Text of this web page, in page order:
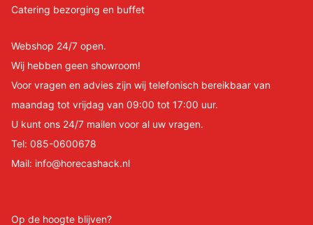
Catering bezorging en buffet
Webshop 24/7 open.
Wij hebben geen showroom!
Voor vragen en advies zijn wij telefonisch bereikbaar van
maandag tot vrijdag van 09:00 tot 17:00 uur.
U kunt ons 24/7 mailen voor al uw vragen.
Tel: 085-0600678
Mail: info@horecashack.nl
Op de hoogte blijven?